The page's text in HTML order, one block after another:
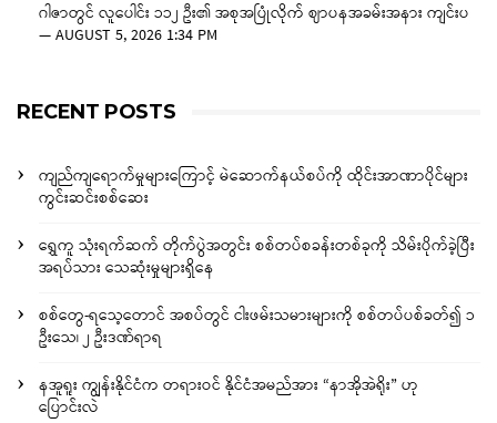
ဂါဇာတွင် လူပေါင်း ၁၁၂ ဦး၏ အစုအပြုံလိုက် ဈာပနအခမ်းအနား ကျင်းပ
—AUGUST 5, 2026 1:34 PM
RECENT POSTS
ကျည်ကျရောက်မှုများကြောင့် မဲဆောက်နယ်စပ်ကို ထိုင်းအာဏာပိုင်များ
ကွင်းဆင်းစစ်ဆေး
ရွှေကူ သုံးရက်ဆက် တိုက်ပွဲအတွင်း စစ်တပ်စခန်းတစ်ခုကို သိမ်းပိုက်ခဲ့ပြီး
အရပ်သား သေဆုံးမှုများရှိနေ
စစ်တွေ-ရသေ့တောင် အစပ်တွင် ငါးဖမ်းသမားများကို စစ်တပ်ပစ်ခတ်၍ ၁
ဦးသေ၊ ၂ ဦးဒဏ်ရာရ
နအူရူး ကျွန်းနိုင်ငံက တရားဝင် နိုင်ငံအမည်အား “နာအိုအဲရိုး” ဟု
ပြောင်းလဲ